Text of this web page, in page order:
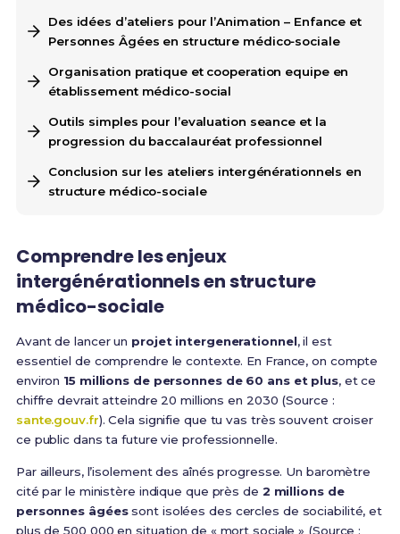
Des idées d’ateliers pour l’Animation – Enfance et
Personnes Âgées en structure médico‑sociale
Organisation pratique et cooperation equipe en
établissement médico-social
Outils simples pour l’evaluation seance et la
progression du baccalauréat professionnel
Conclusion sur les ateliers intergénérationnels en
structure médico-sociale
Comprendre les enjeux
intergénérationnels en structure
médico-sociale
Avant de lancer un projet intergenerationnel, il est
essentiel de comprendre le contexte. En France, on compte
environ 15 millions de personnes de 60 ans et plus, et ce
chiffre devrait atteindre 20 millions en 2030 (Source :
sante.gouv.fr). Cela signifie que tu vas très souvent croiser
ce public dans ta future vie professionnelle.
Par ailleurs, l’isolement des aînés progresse. Un baromètre
cité par le ministère indique que près de 2 millions de
personnes âgéessont isolées des cercles de sociabilité, et
plus de 500 000 en situation de « mort sociale » (Source :